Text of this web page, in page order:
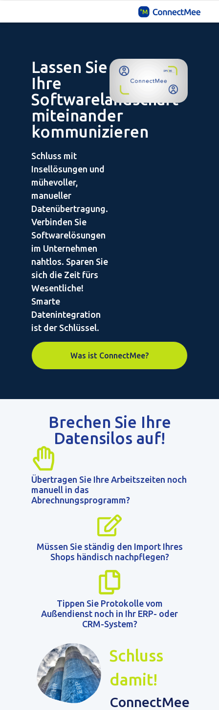
Lassen Sie
Ihre
Softwarelandschaft
miteinander
kommunizieren
Schluss mit
Insellösungen und
mühevoller,
manueller
Datenübertragung.
Verbinden Sie
Softwarelösungen
im Unternehmen
nahtlos. Sparen Sie
sich die Zeit fürs
Wesentliche!
Smarte
Datenintegration
ist der Schlüssel.
Was ist ConnectMee?
Brechen Sie Ihre
Datensilos auf!
Übertragen Sie Ihre Arbeitszeiten noch
manuell in das
Abrechnungsprogramm?
Müssen Sie ständig den Import Ihres
Shops händisch nachpflegen?
Tippen Sie Protokolle vom
Außendienst noch in Ihr ERP- oder
CRM-System?
Schluss
damit!
ConnectMee